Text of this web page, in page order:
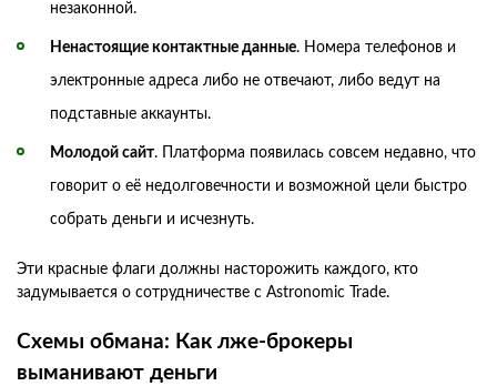
незаконной.
Ненастоящие контактные данные. Номера телефонов и
электронные адреса либо не отвечают, либо ведут на
подставные аккаунты.
Молодой сайт. Платформа появилась совсем недавно, что
говорит о её недолговечности и возможной цели быстро
собрать деньги и исчезнуть.
Эти красные флаги должны насторожить каждого, кто
задумывается о сотрудничестве с Astronomic Trade.
Схемы обмана: Как лже-брокеры
выманивают деньги